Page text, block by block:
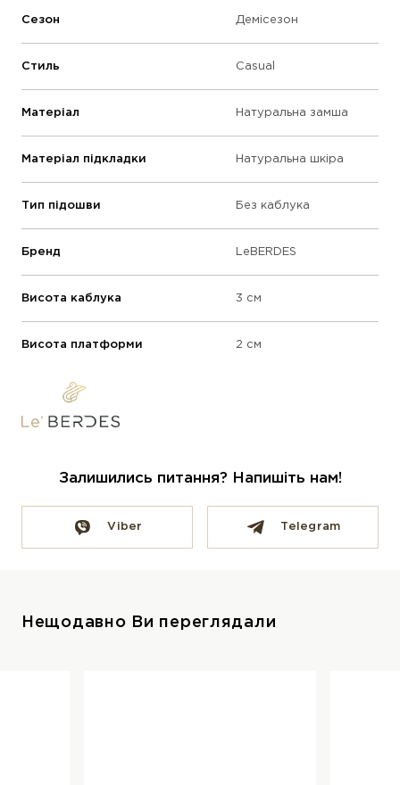
Сезон Демісезон
Стиль Casual
Матеріал Натуральна замша
Матеріал підкладки Натуральна шкіра
Тип підошви Без каблука
Бренд LeBERDES
Висота каблука 3 см
Висота платформи 2 см
Залишились питання? Напишіть нам!
Viber Telegram
Нещодавно Ви переглядали